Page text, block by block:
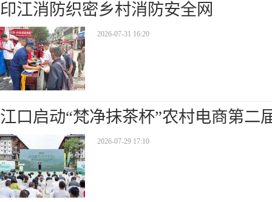
印江消防织密乡村消防安全网
2026-07-31 16:20
江口启动“梵净抹茶杯”农村电商第二
2026-07-29 17:10